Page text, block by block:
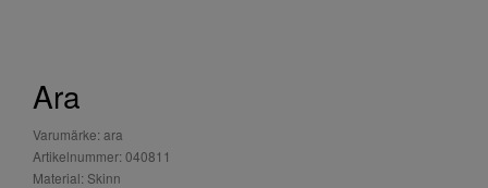
Ara
Varumärke: ara
Artikelnummer: 040811
Material: Skinn